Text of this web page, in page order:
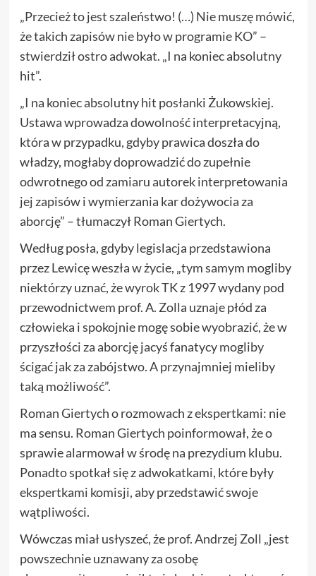
„Przecież to jest szaleństwo! (…) Nie muszę mówić,
że takich zapisów nie było w programie KO” –
stwierdził ostro adwokat. „I na koniec absolutny
hit”.
„I na koniec absolutny hit posłanki Żukowskiej.
Ustawa wprowadza dowolność interpretacyjną,
która w przypadku, gdyby prawica doszła do
władzy, mogłaby doprowadzić do zupełnie
odwrotnego od zamiaru autorek interpretowania
jej zapisów i wymierzania kar dożywocia za
aborcję” – tłumaczył Roman Giertych.
Według posła, gdyby legislacja przedstawiona
przez Lewicę weszła w życie, „tym samym mogliby
niektórzy uznać, że wyrok TK z 1997 wydany pod
przewodnictwem prof. A. Zolla uznaje płód za
człowieka i spokojnie mogę sobie wyobrazić, że w
przyszłości za aborcję jacyś fanatycy mogliby
ścigać jak za zabójstwo. A przynajmniej mieliby
taką możliwość”.
Roman Giertych o rozmowach z ekspertkami: nie
ma sensu. Roman Giertych poinformował, że o
sprawie alarmował w środę na prezydium klubu.
Ponadto spotkał się z adwokatkami, które były
ekspertkami komisji, aby przedstawić swoje
wątpliwości.
Wówczas miał usłyszeć, że prof. Andrzej Zoll „jest
powszechnie uznawany za osobę